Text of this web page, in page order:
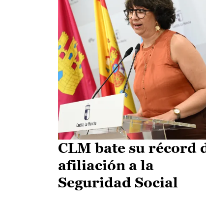
CLM bate su récord
afiliación a la
Seguridad Social